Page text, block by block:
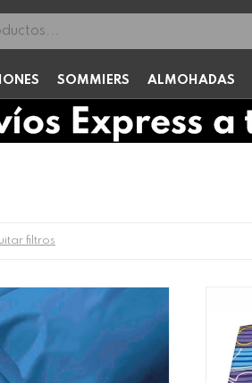
SOMMIERS ALMOHADAS
filtros